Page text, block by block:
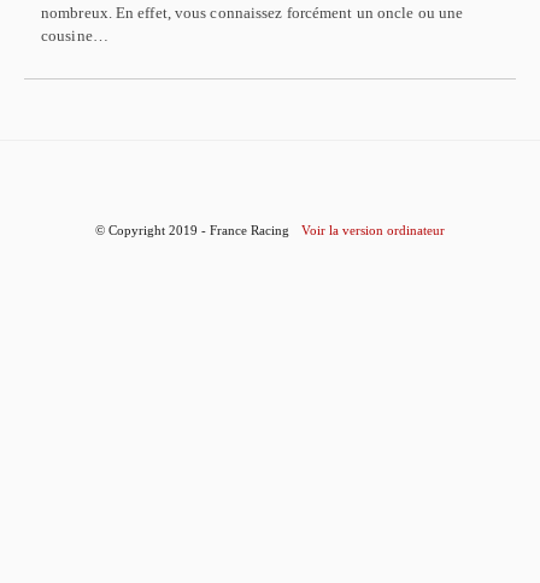
nombreux. En effet, vous connaissez forcément un oncle ou une
cousine…
© Copyright 2019 - France Racing Voir la version ordinateur